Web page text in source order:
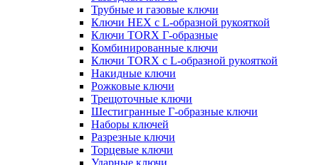
Трубные и газовые ключи
Ключи HEX с L-образной рукояткой
Ключи TORX Г-образные
Комбинированные ключи
Ключи TORX с L-образной рукояткой
Накидные ключи
Рожковые ключи
Трещоточные ключи
Шестигранные Г-образные ключи
Наборы ключей
Разрезные ключи
Торцевые ключи
Ударные ключи